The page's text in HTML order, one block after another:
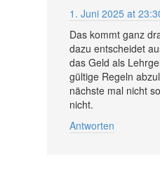
1. Juni 2025 at
Das kommt ganz
dazu entscheidet
das Geld als
gültige Regeln
nächste mal nicht
nicht.
Antworten